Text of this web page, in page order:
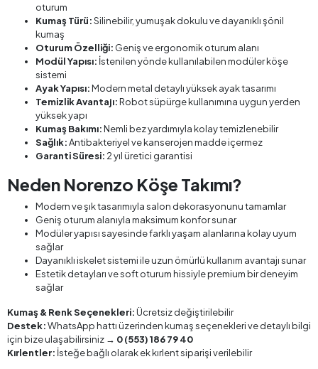
oturum
Kumaş Türü:Silinebilir, yumuşak dokulu ve dayanıklı şönil
kumaş
Oturum Özelliği: Geniş ve ergonomik oturum alanı
Modül Yapısı: İstenilen yönde kullanılabilen modüler köşe
sistemi
Ayak Yapısı:Modern metal detaylı yüksek ayak tasarımı
Temizlik Avantajı:Robot süpürge kullanımına uygun yerden
yüksek yapı
Kumaş Bakımı:Nemli bez yardımıyla kolay temizlenebilir
Sağlık:Antibakteriyel ve kanserojen madde içermez
Garanti Süresi: 2 yıl üretici garantisi
Neden Norenzo Köşe Takımı?
Modern ve şık tasarımıyla salon dekorasyonunu tamamlar
Geniş oturum alanıyla maksimum konfor sunar
Modüler yapısı sayesinde farklı yaşam alanlarına kolay uyum
sağlar
Dayanıklı iskelet sistemi ile uzun ömürlü kullanım avantajı sunar
Estetik detayları ve soft oturum hissiyle premium bir deneyim
sağlar
Kumaş & Renk Seçenekleri:Ücretsiz değiştirilebilir
Destek:WhatsApp hattı üzerinden kumaş seçenekleri ve detaylı bilgi
için bize ulaşabilirsiniz → 0 (553) 186 79 40
Kırlentler: İsteğe bağlı olarak ek kırlent siparişi verilebilir